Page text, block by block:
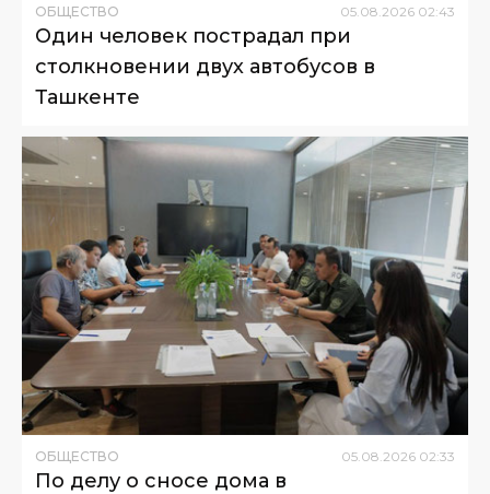
ОБЩЕСТВО 05.08.2026 02:43
Один человек пострадал при
столкновении двух автобусов в
Ташкенте
ОБЩЕСТВО 05 08 2026 02:33
По делу о сносе дома в